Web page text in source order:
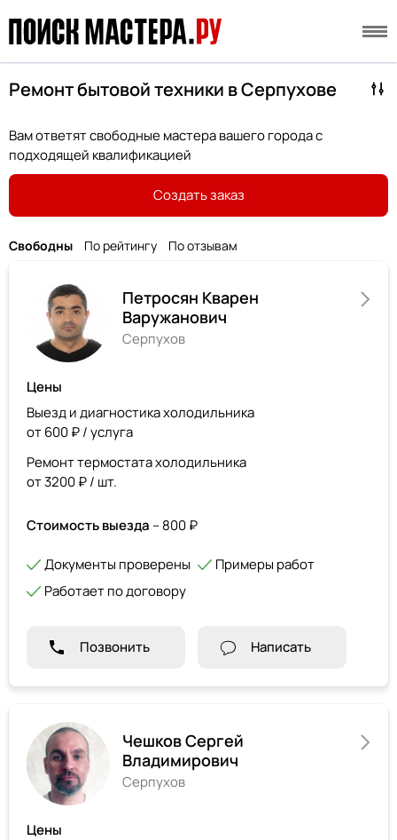
Ремонт бытовой техники в Серпухове
Вам ответят свободные мастера вашего города с
подходящей квалификацией
Создать заказ
Свободны По рейтингу По отзывам
Петросян Кварен
Варужанович
Серпухов
Цены
Выезд и диагностика холодильника
от 600 ₽ / услуга
Ремонт термостата холодильника
от 3200 ₽ / шт.
Стоимость выезда – 800 ₽
Документы проверены
Примеры работ
Работает по договору
Позвонить Написать
Чешков Сергей
Владимирович
Серпухов
Цены